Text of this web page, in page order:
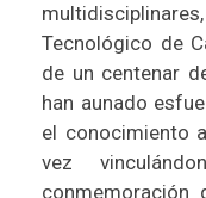
Tecnológico de
de un centenar
han aunado
el conocimiento
vez
conmemoración